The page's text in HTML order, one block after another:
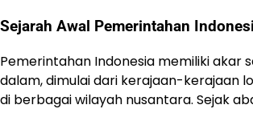
Sejarah Awal Pemerintahan
Pemerintahan Indonesia memiliki akar
dalam, dimulai dari kerajaan-kerajaan
di berbagai wilayah nusantara. Sejak